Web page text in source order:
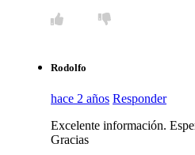
Rodolfo
hace 2 años Responder
Excelente información.
Gracias